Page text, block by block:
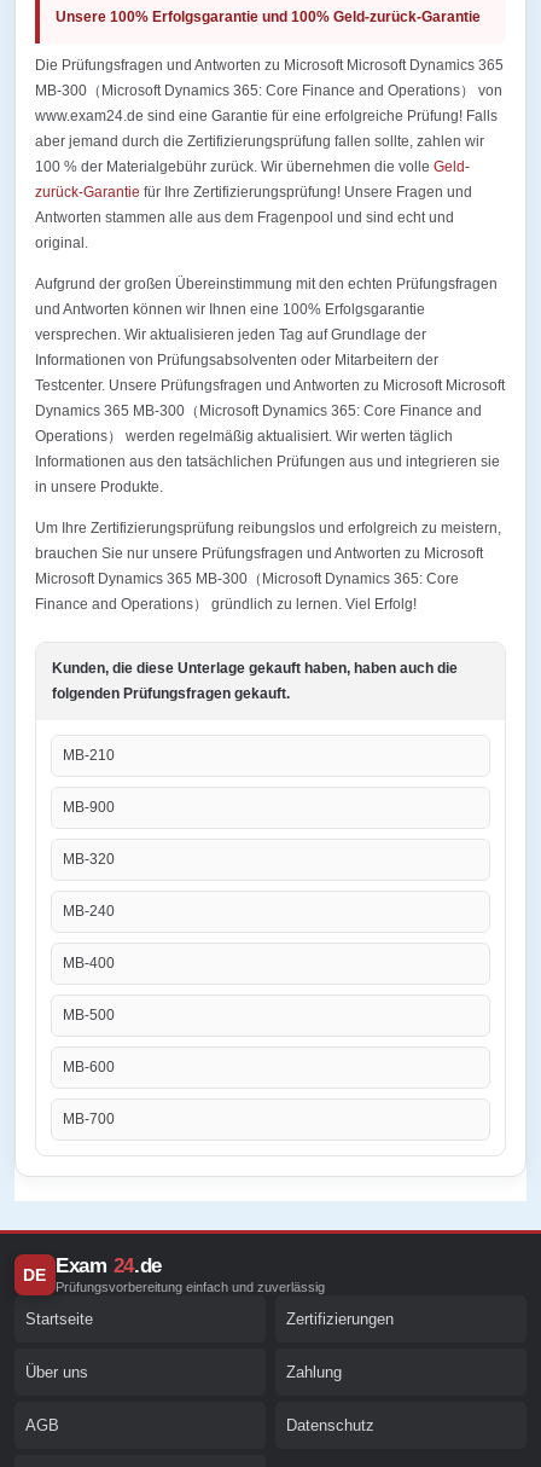
Unsere 100% Erfolgsgarantie und 100% Geld-zurück-Garantie
Die Prüfungsfragen und Antworten zu Microsoft Microsoft Dynamics 365
MB-300（Microsoft Dynamics 365: Core Finance and Operations） von
www.exam24.de sind eine Garantie für eine erfolgreiche Prüfung! Falls
aber jemand durch die Zertifizierungsprüfung fallen sollte, zahlen wir
100 % der Materialgebühr zurück. Wir übernehmen die volle Geld-
zurück-Garantie für Ihre Zertifizierungsprüfung! Unsere Fragen und
Antworten stammen alle aus dem Fragenpool und sind echt und
original.
Aufgrund der großen Übereinstimmung mit den echten Prüfungsfragen
und Antworten können wir Ihnen eine 100% Erfolgsgarantie
versprechen. Wir aktualisieren jeden Tag auf Grundlage der
Informationen von Prüfungsabsolventen oder Mitarbeitern der
Testcenter. Unsere Prüfungsfragen und Antworten zu Microsoft Microsoft
Dynamics 365 MB-300（Microsoft Dynamics 365: Core Finance and
Operations） werden regelmäßig aktualisiert. Wir werten täglich
Informationen aus den tatsächlichen Prüfungen aus und integrieren sie
in unsere Produkte.
Um Ihre Zertifizierungsprüfung reibungslos und erfolgreich zu meistern,
brauchen Sie nur unsere Prüfungsfragen und Antworten zu Microsoft
Microsoft Dynamics 365 MB-300（Microsoft Dynamics 365: Core
Finance and Operations） gründlich zu lernen. Viel Erfolg!
Kunden, die diese Unterlage gekauft haben, haben auch die
folgenden Prüfungsfragen gekauft.
MB-210
MB-900
MB-320
MB-240
MB-400
MB-500
MB-600
MB-700
DE Exam 24.de
Prüfungsvorbereitung einfach und zuverlässig
Startseite Zertifizierungen
Über uns Zahlung
AGB Datenschutz